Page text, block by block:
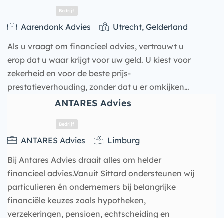
Aarendonk Advies
Utrecht, Gelderland
Als u vraagt om financieel advies, vertrouwt u
erop dat u waar krijgt voor uw geld. U kiest voor
zekerheid en voor de beste prijs-
prestatieverhouding, zonder dat u er omkijken…
ANTARES Advies
ANTARES Advies
Limburg
Bij Antares Advies draait alles om helder
financieel advies.Vanuit Sittard ondersteunen wij
particulieren én ondernemers bij belangrijke
financiële keuzes zoals hypotheken,
verzekeringen, pensioen, echtscheiding en